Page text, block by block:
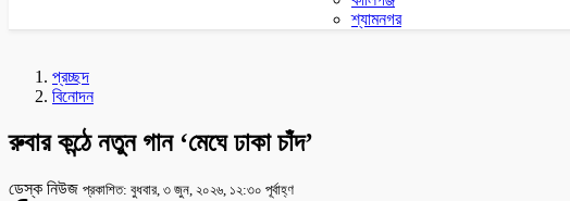
শ্যামনগর
প্রচ্ছদ
বিনোদন
রুবার কন্ঠে নতুন গান ‘মেঘে ঢাকা চাঁদ’
ডেস্ক নিউজ প্রকাশিত: বুধবার, ৩ জুন, ২০২৬, ১২:৩০ পূর্বাহ্ণ